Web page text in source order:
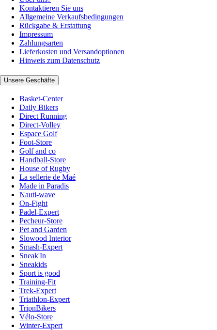
Kontaktieren Sie uns
Allgemeine Verkaufsbedingungen
Rückgabe & Erstattung
Impressum
Zahlungsarten
Lieferkosten und Versandoptionen
Hinweis zum Datenschutz
Unsere Geschäfte
Basket-Center
Daily Bikers
Direct Running
Direct-Volley
Espace Golf
Foot-Store
Golf and co
Handball-Store
House of Rugby
La sellerie de Maé
Made in Paradis
Nauti-wave
On-Fight
Padel-Expert
Pecheur-Store
Pet and Garden
Slowood Interior
Smash-Expert
Sneak'In
Sneakids
Sport is good
Training-Fit
Trek-Expert
Triathlon-Expert
TripnBikers
Vélo-Store
Winter-Expert